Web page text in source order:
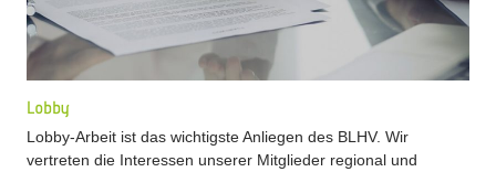
Lobby
Lobby-Arbeit ist das wichtigste Anliegen des BLHV. Wir
vertreten die Interessen unserer Mitglieder regional und